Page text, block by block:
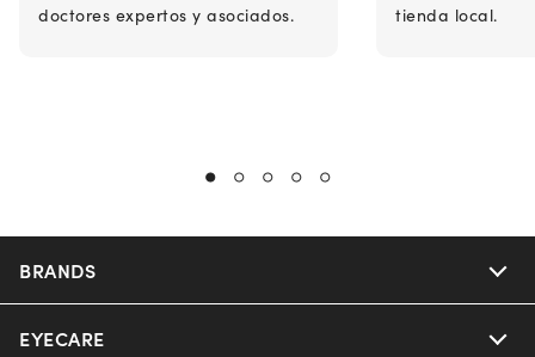
doctores expertos y asociados.
tienda local.
BRANDS
Nuance Audio
EYECARE